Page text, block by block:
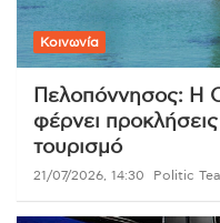
Κοινωνία
Πελοπόννησος: Η
φέρνει
τουρισμό
21/07/2026, 14:30 Politic